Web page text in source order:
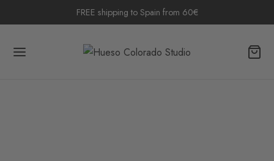
FREE shipping to Spain from 60€